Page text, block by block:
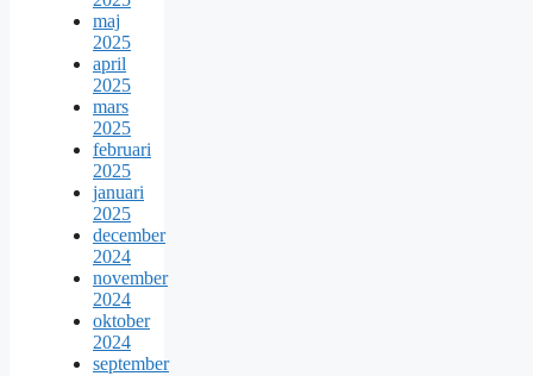
maj
2025
april
2025
mars
2025
februari
2025
januari
2025
december
2024
november
2024
oktober
2024
september